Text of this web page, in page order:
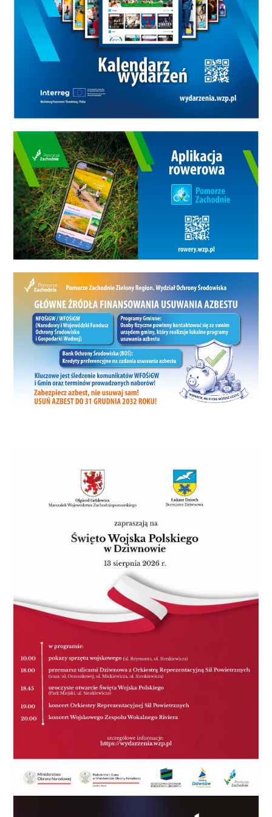
tegorocznego święta miasta. Na
wydarzenie obowiązywać będą
bezpłatne wejściówki, które
będzie można odbierać od 4 maja
w CK105 w Koszalinie.